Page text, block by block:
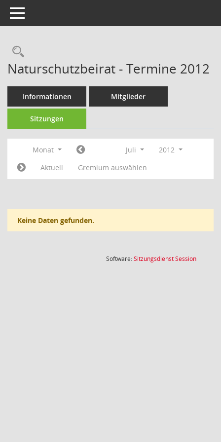
Toggle navigation
Rechercheauswahl
Naturschutzbeirat - Termine 2012
Informationen Mitglieder
Sitzungen
Monat Juli
2012
Aktuell
Gremium auswählen
Keine Daten gefunden.
Software:SitzungsdienstSession(Wird in